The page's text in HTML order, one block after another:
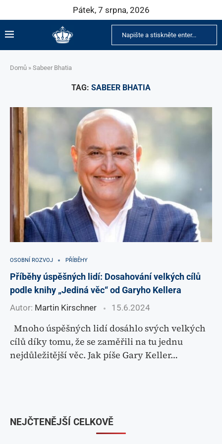
Pátek, 7 srpna, 2026
Domů » Sabeer Bhatia
TAG: SABEER BHATIA
OSOBNÍ ROZVOJ PŘÍBĚHY
Příběhy úspěšných lidí: Dosahování velkých cílů
podle knihy „Jediná věc“ od Garyho Kellera
Autor: Martin Kirschner 15.6.2024
Mnoho úspěšných lidí dosáhlo svých velkých
cílů díky tomu, že se zaměřili na tu jednu
nejdůležitější věc. Jak píše Gary Keller…
NEJČTENĚJŠÍ CELKOVĚ